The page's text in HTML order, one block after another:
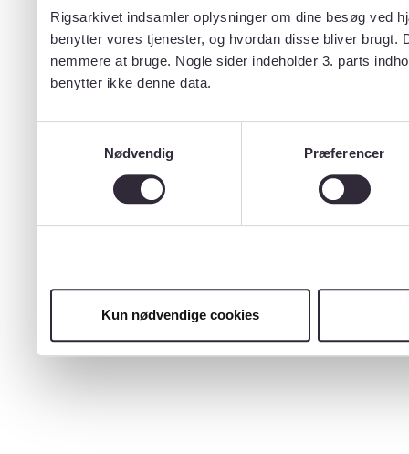
Rigsarkivet indsamler oplysninger om dine besøg ved
benytter vores tjenester, og hvordan disse bliver
nemmere at bruge. Nogle sider indeholder 3. parts
benytter ikke denne data.
Nødvendig
Præferencer
Kun nødvendige cookies